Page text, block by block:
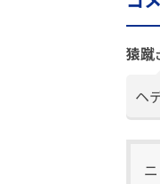
猿蹴
ヘ